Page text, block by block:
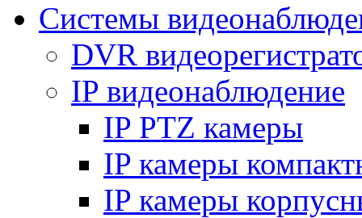
Системы
DVR
IP видеонаблюдение
IP PTZ камеры
IP камеры
IP камеры